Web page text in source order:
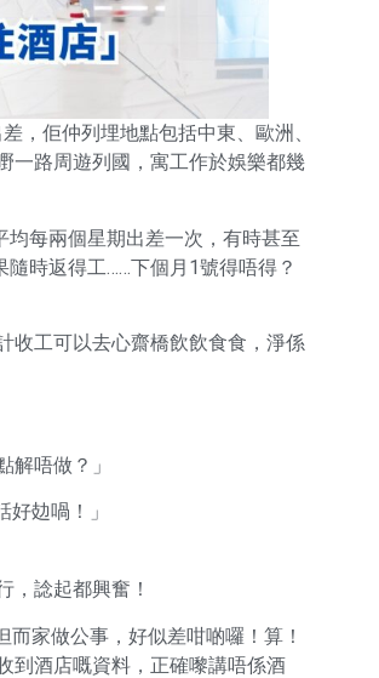
，佢仲列埋地點包括中東、歐洲、
一路周遊列國，寓工作於娛樂都幾
每兩個星期出差一次，有時甚至
時返得工……下個月1號得唔得？
收工可以去心齋橋飲飲食食，淨係
唔做？」
攰喎！」
，諗起都興奮！
家做公事，好似差咁啲囉！算！
到酒店嘅資料，正確嚟講唔係酒